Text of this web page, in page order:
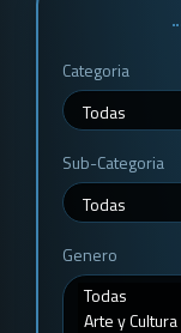
Categoria
Sub-Categoria
Genero